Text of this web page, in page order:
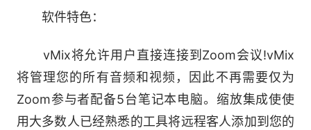
软件特色：
vMix将允许用户直接连接到Zoom会议!vMix
将管理您的所有音频和视频，因此不再需要仅为
Zoom参与者配备5台笔记本电脑。缩放集成使使
用大多数人已经熟悉的工具将远程客人添加到您的